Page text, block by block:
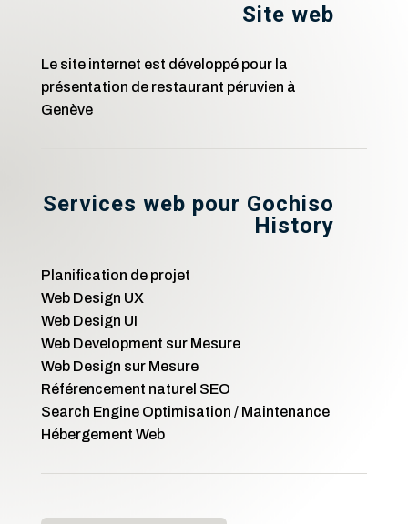
Site web
Le site internet est développé pour la
présentation de restaurant péruvien à
Genève
Services web pour Gochiso
History
Planification de projet
Web Design UX
Web Design UI
Web Development sur Mesure
Web Design sur Mesure
Référencement naturel SEO
Search Engine Optimisation / Maintenance
Hébergement Web